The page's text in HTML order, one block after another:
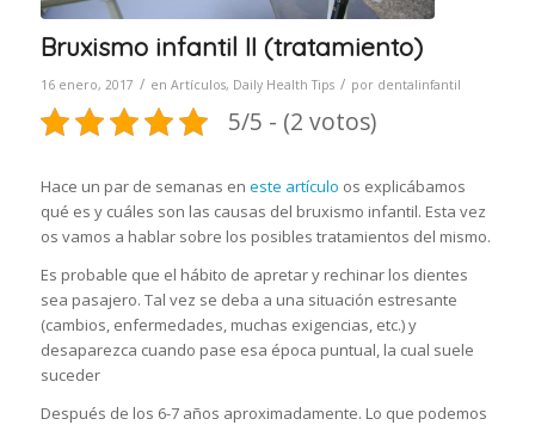
Bruxismo infantil II (tratamiento)
16 enero, 2017 / en Artículos, Daily Health Tips / por dentalinfantil
5/5 - (2 votos)
Hace un par de semanas en este artículo os explicábamos
qué es y cuáles son las causas del bruxismo infantil. Esta vez
os vamos a hablar sobre los posibles tratamientos del mismo.
Es probable que el hábito de apretar y rechinar los dientes
sea pasajero. Tal vez se deba a una situación estresante
(cambios, enfermedades, muchas exigencias, etc.) y
desaparezca cuando pase esa época puntual, la cual suele
suceder
Después de los 6-7 años aproximadamente. Lo que podemos